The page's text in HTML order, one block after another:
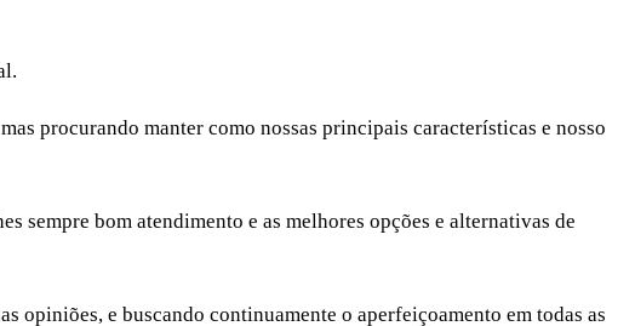
procurando manter como nossas principais características e nosso
sempre bom atendimento e as melhores opções e alternativas de
opiniões, e buscando continuamente o aperfeiçoamento em todas as